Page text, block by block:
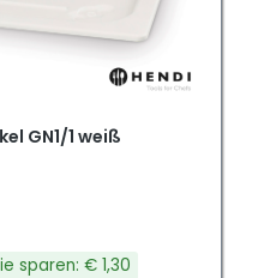
GN1/1 weiß
sparen: € 1,30